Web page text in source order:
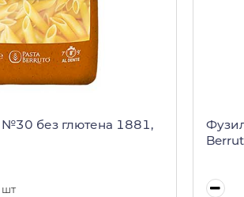
№30 без глютена 1881,
шт